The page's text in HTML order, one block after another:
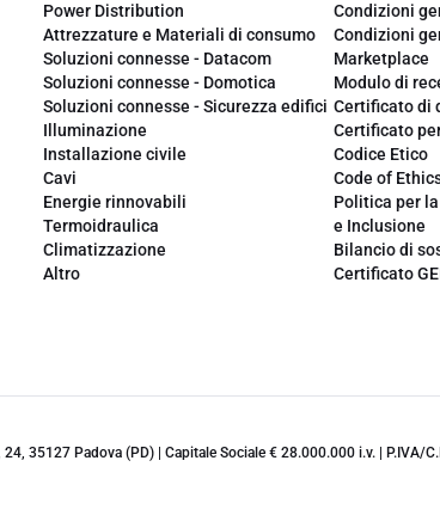
Power Distribution
Attrezzature e Materiali di consumo
Soluzioni connesse - Datacom
Soluzioni connesse - Domotica
Soluzioni connesse - Sicurezza edifici
Illuminazione
Installazione civile
Cavi
Energie rinnovabili
Termoidraulica
Climatizzazione
Altro
Condizioni
Condizioni
Marketplace
Modulo di
Certificato di
Certificato
Codice Etico
Code of
Politica per
e Inclusione
Bilancio di
Certificato
35127 Padova (PD) | Capitale Sociale € 28.000.000 i.v. | P.IVA/